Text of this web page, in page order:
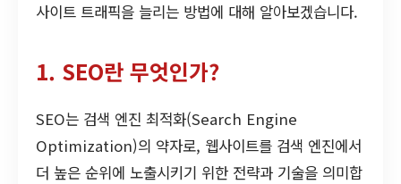
사이트 트래픽을 늘리는 방법에 대해 알아보겠습니다.
1. SEO란 무엇인가?
SEO는 검색 엔진 최적화(Search Engine
Optimization)의 약자로, 웹사이트를 검색 엔진에서
더 높은 순위에 노출시키기 위한 전략과 기술을 의미합